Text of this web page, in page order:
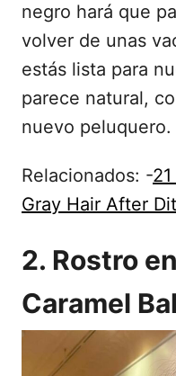
negro hará que
volver de unas
estás lista para
parece natural,
nuevo peluquero.
Relacionados: -
Gray Hair After
2. Rostro
Caramel